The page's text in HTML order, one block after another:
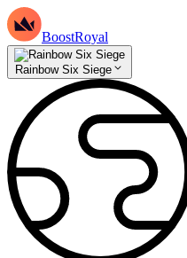
BoostRoyal
Rainbow Six Siege